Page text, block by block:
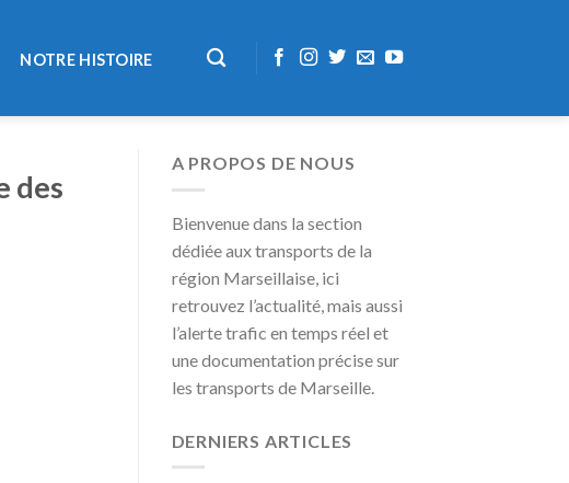
NOTRE HISTOIRE
des
A PROPOS DE NOUS
Bienvenue dans la section
dédiée aux transports de la
région Marseillaise, ici
retrouvez l’actualité, mais aussi
l’alerte trafic en temps réel et
une documentation précise sur
les transports de Marseille.
DERNIERS ARTICLES